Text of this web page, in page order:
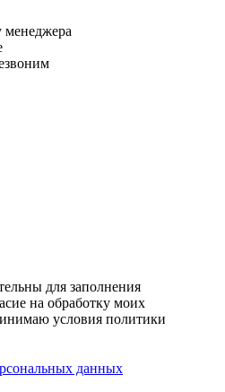
менеджера
для заполнения
на обработку моих
условия политики
данных